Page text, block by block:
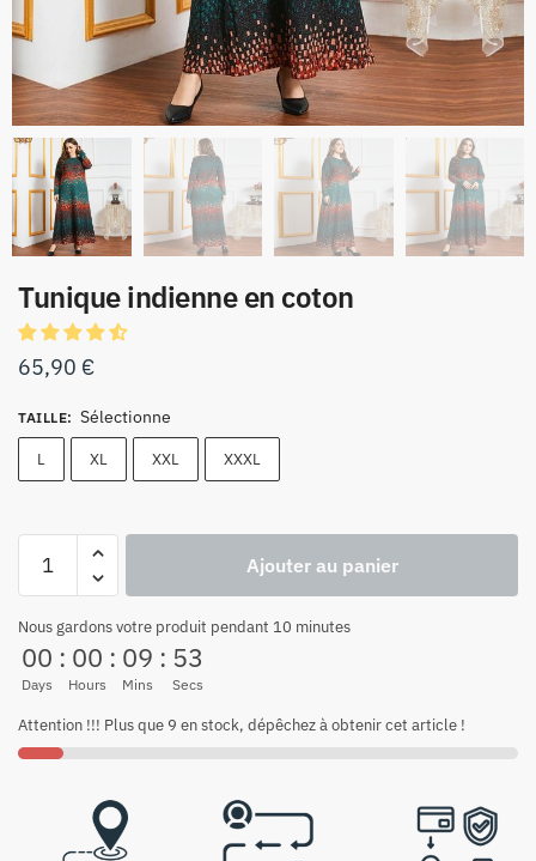
Tunique indienne en coton
65,90 €
TAILLE: Sélectionne
L XL XXL XXXL
Ajouter au panier
Nous gardons votre produit pendant 10 minutes
00
Days
: 00
Hours
: 09
Mins
: 53
Secs
Attention !!! Plus que 9 en stock, dépêchez à obtenir cet article !